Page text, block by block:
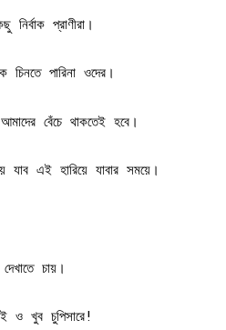
প্রাণীরা।
পারিনা ওদের।
বেঁচে থাকতেই হবে।
এই হারিয়ে যাবার সময়ে।
চায়।
ও খুব চুপিসারে!